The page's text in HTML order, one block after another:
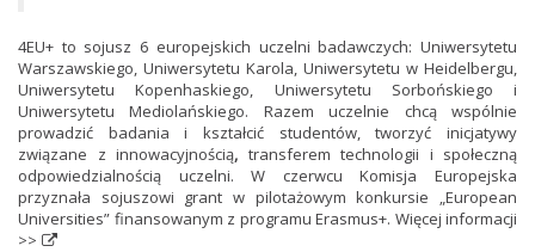
4EU+ to sojusz 6 europejskich uczelni badawczych: Uniwersytetu
Warszawskiego, Uniwersytetu Karola, Uniwersytetu w Heidelbergu,
Uniwersytetu Kopenhaskiego, Uniwersytetu Sorbońskiego i
Uniwersytetu Mediolańskiego. Razem uczelnie chcą wspólnie
prowadzić badania i kształcić studentów, tworzyć inicjatywy
związane z innowacyjnością, transferem technologii i społeczną
odpowiedzialnością uczelni. W czerwcu Komisja Europejska
przyznała sojuszowi grant w pilotażowym konkursie „European
Universities” finansowanym z programu Erasmus+. Więcej informacji
>>